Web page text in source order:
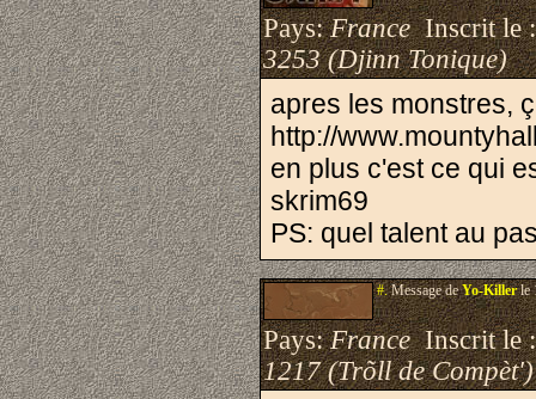
Pays:FranceInscrit le
3253 (Djinn Tonique)
apres les monstres,
http://
en plus c'est ce qui
skrim69
PS: quel talent au
#.Message deYo-Killerle
Pays:FranceInscrit le
1217 (Trõll de Compèt')